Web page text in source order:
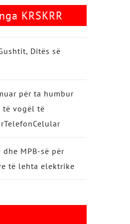
KRSKRR
Ditës së
për ta humbur
të vogël të
dhe MPB-së për
të lehta elektrike